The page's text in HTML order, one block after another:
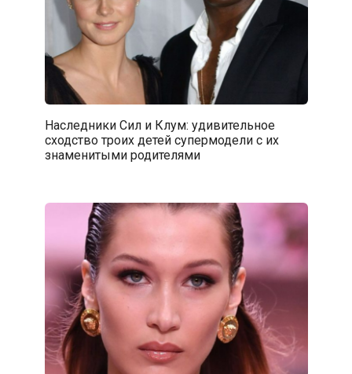
Наследники Сил и Клум: удивительное
сходство троих детей супермодели с их
знаменитыми родителями